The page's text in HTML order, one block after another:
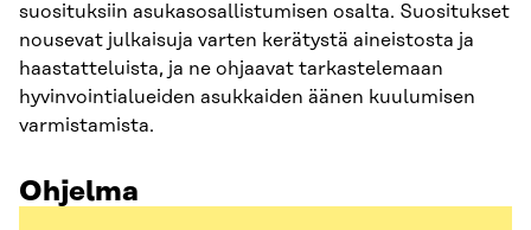
suosituksiin asukasosallistumisen osalta. Suositukset
nousevat julkaisuja varten kerätystä aineistosta ja
haastatteluista, ja ne ohjaavat tarkastelemaan
hyvinvointialueiden asukkaiden äänen kuulumisen
varmistamista.
Ohjelma